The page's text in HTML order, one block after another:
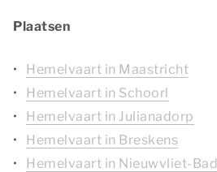
Plaatsen
Hemelvaart in Maastricht
Hemelvaart in Schoorl
Hemelvaart in Julianadorp
Hemelvaart in Breskens
Hemelvaart in Nieuwvliet-Bad